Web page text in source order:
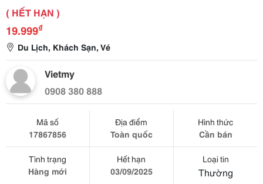
( HẾT HẠN )
19.999₫
Du Lịch, Khách Sạn, Vé
Vietmy
0908 380 888
Mã số
17867856
Địa điểm
Toàn quốc
Hình thức
Cần bán
Tình trạng
Hàng mới
Hết hạn
03/09/2025
Loại tin
Thường